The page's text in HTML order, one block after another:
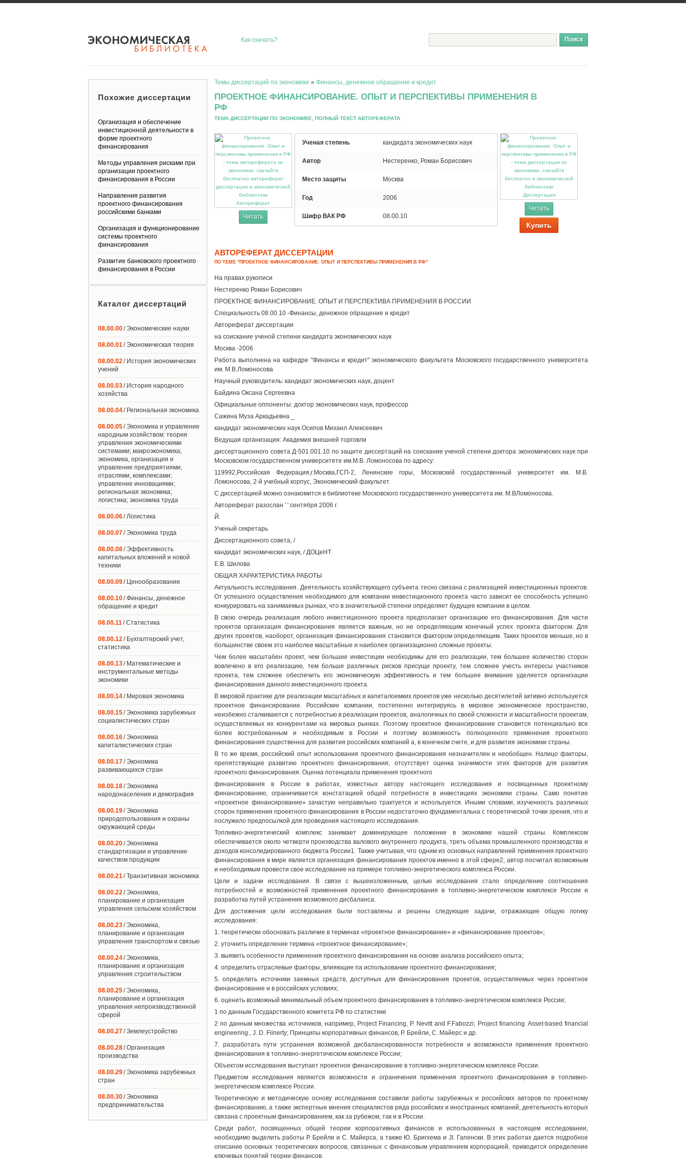
Как скачать?
Темы диссертаций по экономике » Финансы, денежное обращение и кредит
ПРОЕКТНОЕ ФИНАНСИРОВАНИЕ. ОПЫТ И ПЕРСПЕКТИВЫ ПРИМЕНЕНИЯ В
РФ
ТЕМА ДИССЕРТАЦИИ ПО ЭКОНОМИКЕ, ПОЛНЫЙ ТЕКСТ АВТОРЕФЕРАТА
Автореферат
Читать
Ученая степень кандидата экономических наук
Автор Нестеренко, Роман Борисович
Место защиты Москва
Год 2006
Шифр ВАК РФ 08.00.10
Диссертация
Читать
Купить
АВТОРЕФЕРАТ ДИССЕРТАЦИИ
ПО ТЕМЕ "ПРОЕКТНОЕ ФИНАНСИРОВАНИЕ. ОПЫТ И ПЕРСПЕКТИВЫ ПРИМЕНЕНИЯ В РФ"
На правах рукописи
Нестеренко Роман Борисович
ПРОЕКТНОЕ ФИНАНСИРОВАНИЕ. ОПЫТ И ПЕРСПЕКТИВА ПРИМЕНЕНИЯ В РОССИИ
Специальность 08.00.10 -Финансы, денежное обращение и кредит
Автореферат диссертации
на соискание ученой степени кандидата экономических наук
Москва -2006
Работа выполнена на кафедре "Финансы и кредит" экономического факультета Московского государственного университета
им. М.В.Ломоносова
Научный руководитель: кандидат экономических наук, доцент
Байдина Оксана Сергеевна
Официальные оппоненты: доктор экономических наук, профессор
Сажина Муза Аркадьевна _
кандидат экономических наук Осипов Михаил Алексеевич
Ведущая организация: Академия внешней торговли
диссертационного совета Д-501.001.10 по защите диссертаций на соискание ученой степени доктора экономических наук при
Московском государственном университете им.М.В. Ломоносова по адресу:
119992,Российская Федерация,г.Москва,ГСП-2, Ленинские горы, Московский государственный университет им. М.В.
Ломоносова, 2-й учебный корпус, Экономический факультет.
С диссертацией можно ознакомится в библиотеке Московского государственного университета им. М.ВЛомоносова.
Автореферат разослан ' ' сентября 2006 г.
Й.
Ученый секретарь
Диссертационного совета, /
кандидат экономических наук, / ДОЦеНТ
Е.В. Шилова
ОБЩАЯ ХАРАКТЕРИСТИКА РАБОТЫ
Актуальность исследования. Деятельность хозяйствующего субъекта тесно связана с реализацией инвестиционных проектов.
От успешного осуществления необходимого для компании инвестиционного проекта часто зависит ее способность успешно
конкурировать на занимаемых рынках, что в значительной степени определяет будущее компании в целом.
В свою очередь реализация любого инвестиционного проекта предполагает организацию его финансирования. Для части
проектов организация финансирования является важным, но не определяющим конечный успех проекта фактором. Для
других проектов, наоборот, организация финансирования становится фактором определяющим. Таких проектов меньше, но в
большинстве своем это наиболее масштабные и наиболее организационно сложные проекты.
Чем более масштабен проект, чем большие инвестиции необходимы для его реализации, тем большее количество сторон
вовлечено в его реализацию, тем больше различных рисков присущи проекту, тем сложнее учесть интересы участников
проекта, тем сложнее обеспечить его экономическую эффективность и тем большее внимание уделяется организации
финансирования данного инвестиционного проекта.
В мировой практике для реализации масштабных и капиталоемких проектов уже несколько десятилетий активно используется
проектное финансирование. Российские компании, постепенно интегрируясь в мировое экономическое пространство,
неизбежно сталкиваются с потребностью в реализации проектов, аналогичных по своей сложности и масштабности проектам,
осуществляемых их конкурентами на мировых рынках. Поэтому проектное финансирование становится потенциально все
более востребованным и необходимым в России и поэтому возможность полноценного применения проектного
финансирования существенна для развития российских компаний а, в конечном счете, и для развития экономики страны.
В то же время, российский опыт использования проектного финансирования незначителен и необобщен. Налицо факторы,
препятствующие развитию проектного финансирования; отсутствует оценка значимости этих факторов для развития
проектного финансирования. Оценка потенциала применения проектного
финансирования в России в работах, известных автору настоящего исследования и посвященных проектному
финансированию, ограничивается констатацией общей потребности в инвестициях экономики страны. Само понятие
«проектное финансирование» зачастую неправильно трактуется и используется. Иными словами, изученность различных
сторон применения проектного финансирования в России недостаточно фундаментальна с теоретической точки зрения, что и
послужило предпосылкой для проведения настоящего исследования.
Топливно-энергетический комплекс занимает доминирующее положение в экономике нашей страны. Комплексом
обеспечивается около четверти производства валового внутреннего продукта, треть объема промышленного производства и
доходов консолидированного бюджета России1. Также учитывая, что одним из основных направлений применения проектного
финансирования в мире является организация финансирования проектов именно в этой сфере2, автор посчитал возможным
и необходимым провести свое исследование на примере топливно-энергетического комплекса России.
Цели и задачи исследования. В связи с вышеизложенным, целью исследования стало определение соотношения
потребностей и возможностей применения проектного финансирования в топливно-энергетическом комплексе России и
разработка путей устранения возможного дисбаланса.
Для достижения цели исследования были поставлены и решены следующие задачи, отражающие общую логику
исследования:
1. теоретически обосновать различие в терминах «проектное финансирование» и «финансирование проектов»;
2. уточнить определение термина «проектное финансирование»;
3. выявить особенности применения проектного финансирования на основе анализа российского опыта;
4. определить отраслевые факторы, влияющие па использование проектного финансирования;
5. определить источники заемных средств, доступных для финансирования проектов, осуществляемых через проектное
финансирование и в российских условиях;
6. оценить возможный минимальный объем проектного финансирования в топливно-энергетическом комплексе России;
1 по данным Государственного комитета РФ по статистике
2 по данным множества источников, например, Project Financing, P. Nevitt and F.Fabozzi; Project financing. Asset-based financial
engineering., J. D. Fiinerty; Принципы корпоративных финансов, P. Брейли, С. Майерс и др.
7. разработать пути устранения возможной дисбалансированности потребности и возможности применения проектного
финансирования в топливно-энергетическом комплексе России;
Объектом исследования выступает проектное финансирование в топливно-энергетическом комплексе России.
Предметом исследования являются возможности и ограничения применения проектного финансирования в топливно-
энергетическом комплексе России.
Теоретическую и методическую основу исследования составили работы зарубежных и российских авторов по проектному
финансированию, а также экспертные мнения специалистов ряда российских и иностранных компаний, деятельность которых
связана с проектным финансированием, как за рубежом, так и в России.
Среди работ, посвященных общей теории корпоративных финансов и использованных в настоящем исследовании,
необходимо выделить работы Р. Брейли и С. Майерса, а также Ю. Бригхема и JI. Гапенски. В этих работах дается подробное
описание основных теоретических вопросов, связанных с финансовым управлением корпорацией, приводится определение
ключевых понятий теории финансов.
Похожие диссертации
Организация и обеспечение
инвестиционной деятельности в
форме проектного
финансирования
Методы управления рисками при
организации проектного
финансирования в России
Направления развития
проектного финансирования
российскими банками
Организация и функционирование
системы проектного
финансирования
Развитие банковского проектного
финансирования в России
Каталог диссертаций
08.00.00/ Экономические науки
08.00.01/ Экономическая теория
08.00.02/ История экономических
учений
08.00.03/ История народного
хозяйства
08.00.04/ Региональная экономика
08.00.05/ Экономика и управление
народным хозяйством: теория
управления экономическими
системами; макроэкономика;
экономика, организация и
управление предприятиями,
отраслями, комплексами;
управление инновациями;
региональная экономика;
логистика; экономика труда
08.00.06/ Логистика
08.00.07/ Экономика труда
08.00.08/ Эффективность
капитальных вложений и новой
техники
08.00.09/ Ценообразование
08.00.10/ Финансы, денежное
обращение и кредит
08.00.11/ Статистика
08.00.12/ Бухгалтерский учет,
статистика
08.00.13/ Математические и
инструментальные методы
экономики
08.00.14/ Мировая экономика
08.00.15/ Экономика зарубежных
социалистических стран
08.00.16/ Экономика
капиталистических стран
08.00.17/ Экономика
развивающихся стран
08.00.18/ Экономика
народонаселения и демография
08.00.19/ Экономика
природопользования и охраны
окружающей среды
08.00.20/ Экономика
стандартизации и управление
качеством продукции
08.00.21/ Транзитивная экономика
08.00.22/ Экономика,
планирование и организация
управления сельским хозяйством
08.00.23/ Экономика,
планирование и организация
управления транспортом и связью
08.00.24/ Экономика,
планирование и организация
управления строительством
08.00.25/ Экономика,
планирование и организация
управления непроизводственной
сферой
08.00.27/ Землеустройство
08.00.28/ Организация
производства
08.00.29/ Экономика зарубежных
стран
08.00.30/ Экономика
предпринимательства